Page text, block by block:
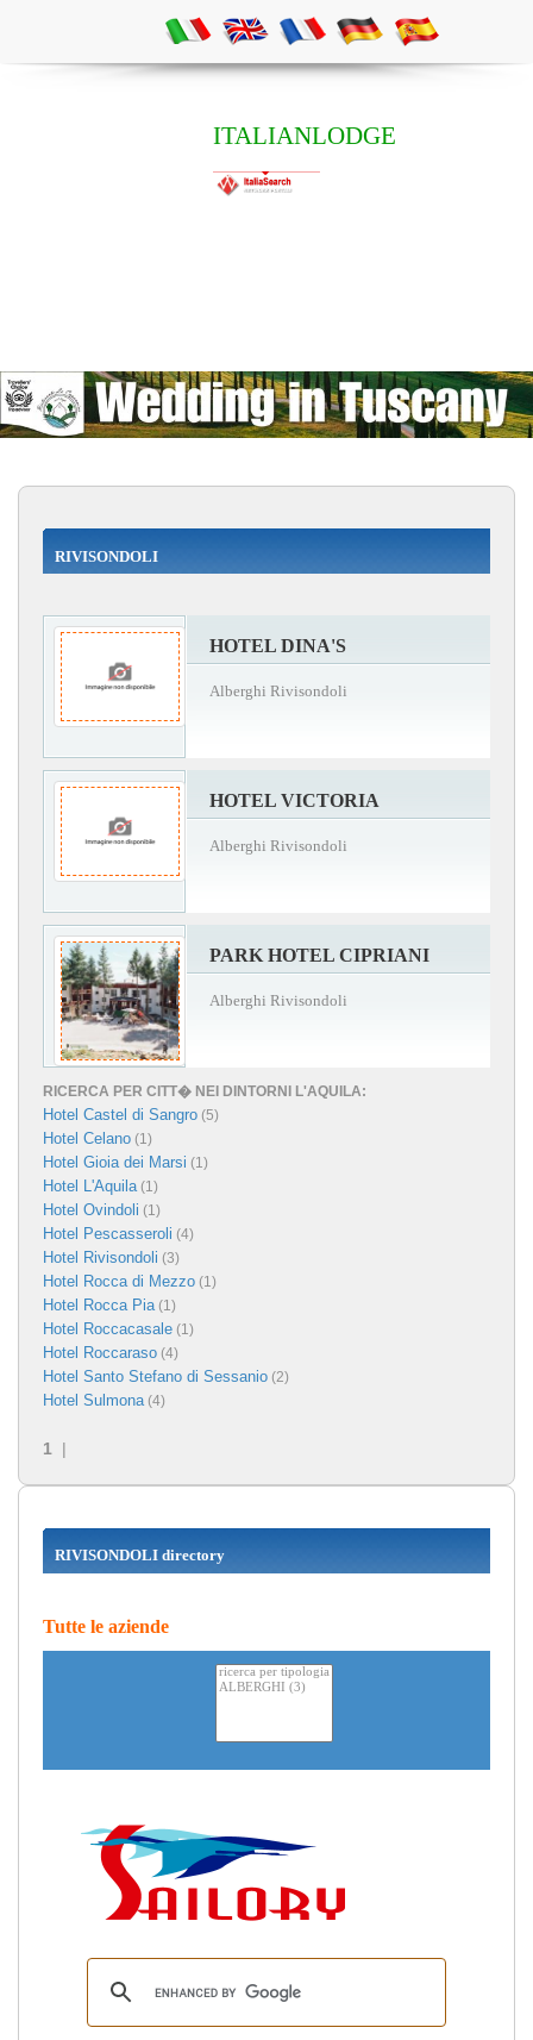
ITALIANLODGE
RIVISONDOLI
HOTEL DINA'S
Alberghi Rivisondoli
HOTEL VICTORIA
Alberghi Rivisondoli
PARK HOTEL CIPRIANI
Alberghi Rivisondoli
RICERCA PER CITT� NEI DINTORNI L'AQUILA:
Hotel Castel di Sangro (5)
Hotel Celano (1)
Hotel Gioia dei Marsi (1)
Hotel L'Aquila(1)
Hotel Ovindoli (1)
Hotel Pescasseroli (4)
Hotel Rivisondoli (3)
Hotel Rocca di Mezzo (1)
Hotel Rocca Pia(1)
Hotel Roccacasale (1)
Hotel Roccaraso (4)
Hotel Santo Stefano di Sessanio (2)
Hotel Sulmona(4)
1 |
RIVISONDOLI directory
Tutte le aziende